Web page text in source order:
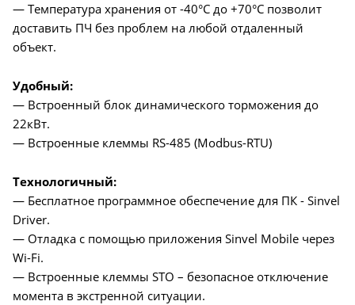
— Температура хранения от -40°C до +70°C позволит
доставить ПЧ без проблем на любой отдаленный
объект.
Удобный:
— Встроенный блок динамического торможения до
22кВт.
— Встроенные клеммы RS-485 (Modbus-RTU)
Технологичный:
— Бесплатное программное обеспечение для ПК - Sinvel
Driver.
— Отладка с помощью приложения Sinvel Mobile через
Wi-Fi.
— Встроенные клеммы STO – безопасное отключение
момента в экстренной ситуации.